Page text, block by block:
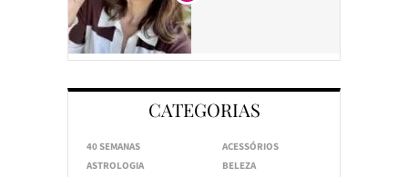
CATEGORIAS
40 SEMANAS
ACESSÓRIOS
ASTROLOGIA
BELEZA